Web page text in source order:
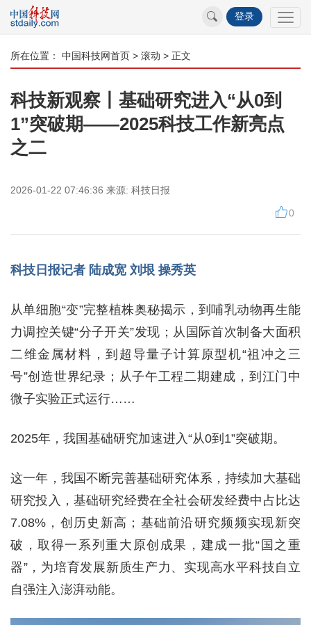
登录
所在位置： 中国科技网首页 > 滚动 > 正文
科技新观察丨基础研究进入“从0到
1”突破期——2025科技工作新亮点
之二
2026-01-22 07:46:36 来源: 科技日报
0
科技日报记者 陆成宽 刘垠 操秀英
从单细胞“变”完整植株奥秘揭示，到哺乳动物再生能
力调控关键“分子开关”发现；从国际首次制备大面积
二维金属材料，到超导量子计算原型机“祖冲之三
号”创造世界纪录；从子午工程二期建成，到江门中
微子实验正式运行……
2025年，我国基础研究加速进入“从0到1”突破期。
这一年，我国不断完善基础研究体系，持续加大基础
研究投入，基础研究经费在全社会研发经费中占比达
7.08%，创历史新高；基础前沿研究频频实现新突
破，取得一系列重大原创成果，建成一批“国之重
器”，为培育发展新质生产力、实现高水平科技自立
自强注入澎湃动能。